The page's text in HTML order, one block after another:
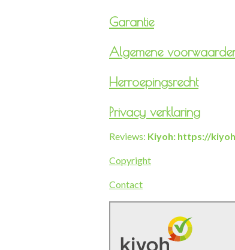
Garantie
Algemene
Herroepingsrecht
Privacy verklaring
Reviews: Kiyoh: https://
Copyright
Contact